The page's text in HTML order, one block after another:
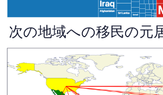
次の地域への移民の元